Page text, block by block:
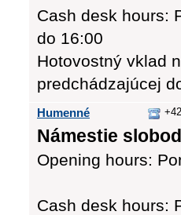
Cash desk hours:
do 16:00
Hotovostný vklad
predchádzajúcej
Humenné
Námestie
Opening hours:
Cash desk hours: